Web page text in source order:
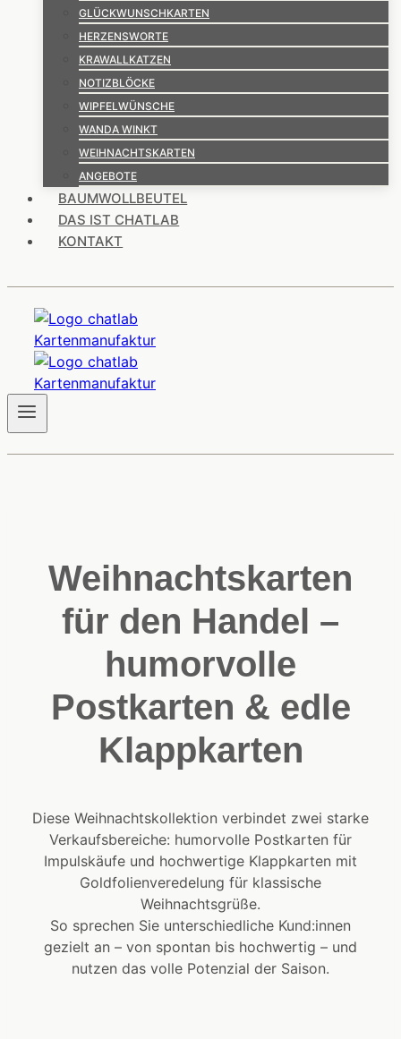
GLÜCKWUNSCHKARTEN
HERZENSWORTE
KRAWALLKATZEN
NOTIZBLÖCKE
WIPFELWÜNSCHE
WANDA WINKT
WEIHNACHTSKARTEN
ANGEBOTE
BAUMWOLLBEUTEL
DAS IST CHATLAB
KONTAKT
Weihnachtskarten
für den Handel –
humorvolle
Postkarten & edle
Klappkarten
Diese Weihnachtskollektion verbindet zwei starke
Verkaufsbereiche: humorvolle Postkarten für
Impulskäufe und hochwertige Klappkarten mit
Goldfolienveredelung für klassische
Weihnachtsgrüße.
So sprechen Sie unterschiedliche Kund:innen
gezielt an – von spontan bis hochwertig – und
nutzen das volle Potenzial der Saison.